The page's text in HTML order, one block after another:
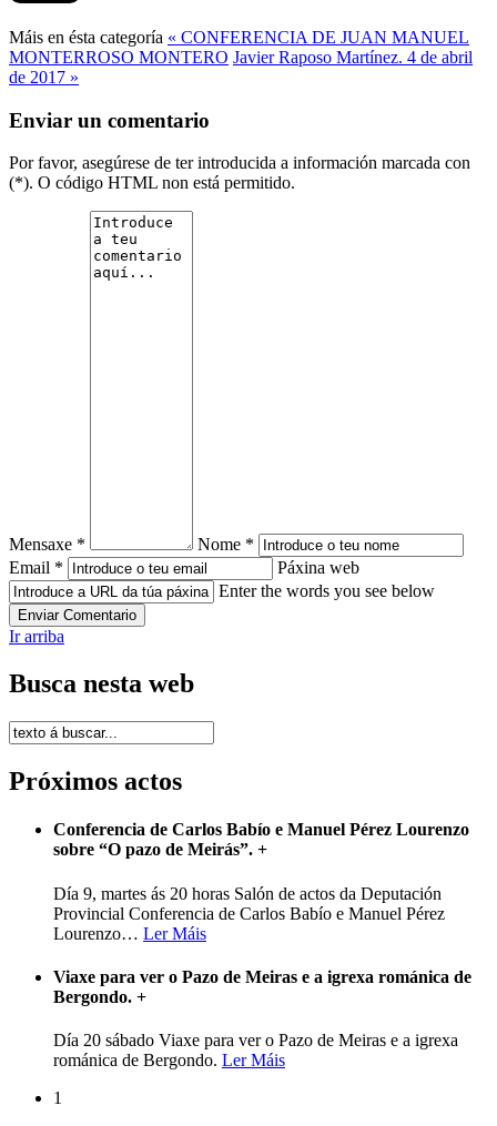
Máis en ésta categoría « CONFERENCIA DE JUAN MANUEL
MONTERROSO MONTERO Javier Raposo Martínez. 4 de abril
de 2017 »
Enviar un comentario
Por favor, asegúrese de ter introducida a información marcada con
(*). O código HTML non está permitido.
Mensaxe *
Nome *
Email *
Páxina web
Enter the words you see below
Ir arriba
Busca nesta web
Próximos actos
Conferencia de Carlos Babío e Manuel Pérez Lourenzo
sobre “O pazo de Meirás”. +
Día 9, martes ás 20 horas Salón de actos da Deputación
Provincial Conferencia de Carlos Babío e Manuel Pérez
Lourenzo… Ler Máis
Viaxe para ver o Pazo de Meiras e a igrexa románica de
Bergondo. +
Día 20 sábado Viaxe para ver o Pazo de Meiras e a igrexa
románica de Bergondo. Ler Máis
1